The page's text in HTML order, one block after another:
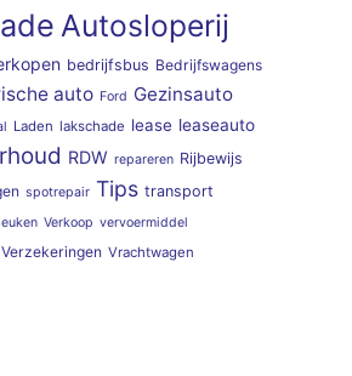
Autosloperij
bedrijfsbus Bedrijfswagens
auto Ford Gezinsauto
Laden lakschade lease leaseauto
RDW repareren Rijbewijs
spotrepair Tips transport
Verkoop vervoermiddel
Verzekeringen Vrachtwagen